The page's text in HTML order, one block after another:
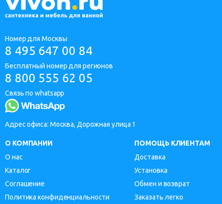
Номер для Москвы
8 495 647 00 84
Бесплатный номер для регионов
8 800 555 62 05
Связь по whatsapp
Адрес офиса: Москва, Дорожная улица 1
О КОМПАНИИ
О нас
Каталог
Соглашение
Политика конфиденциальности
ПОМОЩЬ КЛИЕНТАМ
Доставка
Установка
Обмен и возврат
Заказать легко